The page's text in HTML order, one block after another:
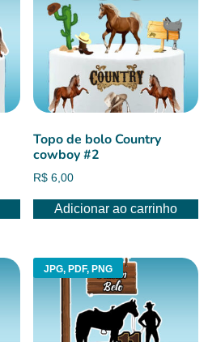
Topo de bolo Country
cowboy #2
R$ 6,00
Adicionar ao carrinho
JPG, PDF, PNG